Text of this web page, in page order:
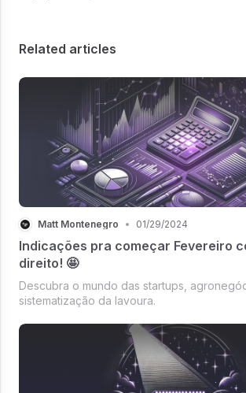
Related articles
Matt Montenegro • 01/29/2024
Indicações pra começar Fevereiro
direito! 🤩
Descubra o mundo das startups,
sistematização da lavoura.